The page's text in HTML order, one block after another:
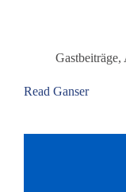
Gastbeiträge,
Read Ganser